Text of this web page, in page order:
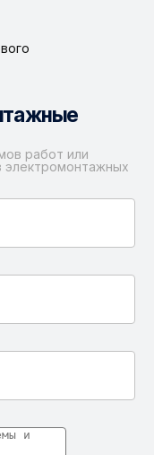
работ или
электромонтажных